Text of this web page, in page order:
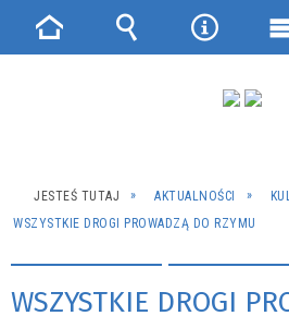
JESTEŚ TUTAJ AKTUALNOŚCI
WSZYSTKIE DROGI PROWADZĄ DO RZYMU
WSZYSTKIE DROGI
Strona Wyszukiwarka